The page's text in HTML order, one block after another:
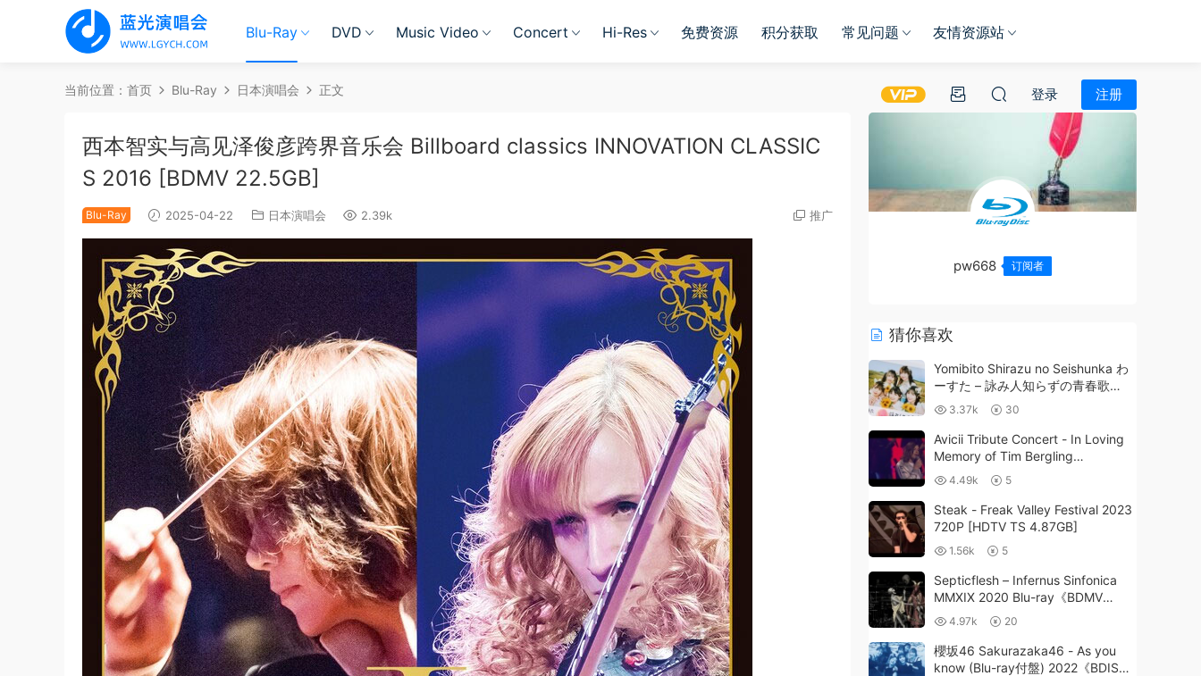
Blu-Ray DVD Music Video Concert Hi-Res 免费资源 积分获取 常见问题 友情资源站
登录 注册
当前位置： 首页 Blu-Ray 日本演唱会 正文
西本智实与高见泽俊彦跨界音乐会 Billboard classics INNOVATION CLASSIC
S 2016 [BDMV 22.5GB]
Blu-Ray 2025-04-22 日本演唱会 2.39k 推广
pw668 订阅者
猜你喜欢
Yomibito Shirazu no Seishunka わ
ーすた – 詠み人知らずの青春歌
2021《BDISO 41.7GB》
3.37k 30
Avicii Tribute Concert - In Loving
Memory of Tim Bergling
2019《HDTV TS 14.3G》
4.49k 5
Steak - Freak Valley Festival 2023
720P [HDTV TS 4.87GB]
1.56k 5
Septicflesh – Infernus Sinfonica
MMXIX 2020 Blu-ray《BDMV
21.2G》
4.97k 20
櫻坂46 Sakurazaka46 - As you
know (Blu-ray付盤) 2022《BDISO